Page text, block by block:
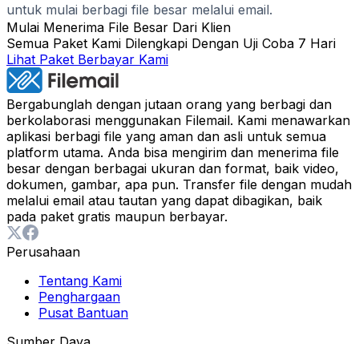
untuk mulai berbagi file besar melalui email.
Mulai Menerima File Besar Dari Klien
Semua Paket Kami Dilengkapi Dengan Uji Coba 7 Hari
Lihat Paket Berbayar Kami
Bergabunglah dengan jutaan orang yang berbagi dan
berkolaborasi menggunakan Filemail. Kami menawarkan
aplikasi berbagi file yang aman dan asli untuk semua
platform utama. Anda bisa mengirim dan menerima file
besar dengan berbagai ukuran dan format, baik video,
dokumen, gambar, apa pun. Transfer file dengan mudah
melalui email atau tautan yang dapat dibagikan, baik
pada paket gratis maupun berbayar.
Perusahaan
Tentang Kami
Penghargaan
Pusat Bantuan